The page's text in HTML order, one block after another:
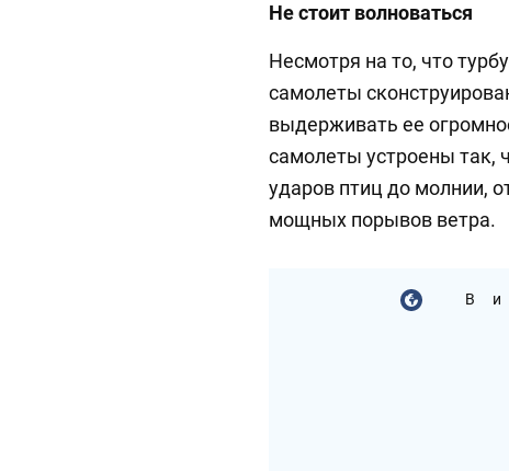
Не стоит волноваться
Несмотря на то, что
самолеты
выдерживать ее
самолеты устроены так,
ударов птиц до молнии,
мощных порывов ветра.